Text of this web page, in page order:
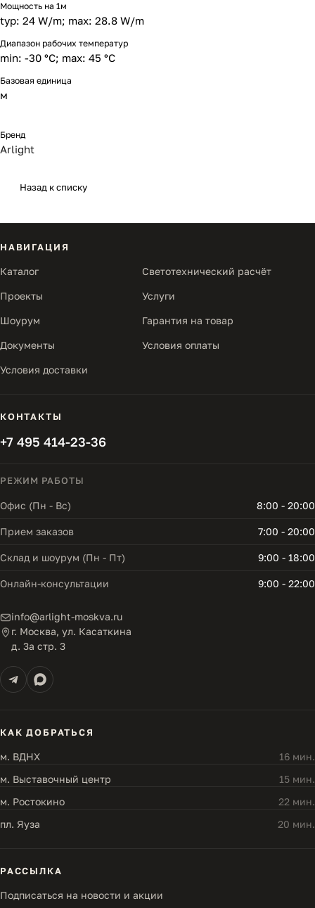
Мощность на 1м
typ: 24 W/m; max: 28.8 W/m
Диапазон рабочих температур
min: -30 °C; max: 45 °C
Базовая единица
м
Бренд
Arlight
Назад к списку
НАВИГАЦИЯ
Каталог Светотехнический расчёт
Проекты Услуги
Шоурум Гарантия на товар
Документы Условия оплаты
Условия доставки
КОНТАКТЫ
+7 495 414-23-36
РЕЖИМ РАБОТЫ
Офис (Пн - Вс) 8:00 - 20:00
Прием заказов 7:00 - 20:00
Склад и шоурум (Пн - Пт) 9:00 - 18:00
Онлайн-консультации 9:00 - 22:00
info@arlight-moskva.ru
г. Москва, ул. Касаткина
д. 3а стр. 3
КАК ДОБРАТЬСЯ
м. ВДНХ
16 мин.
м. Выставочный центр
15 мин.
м. Ростокино
22 мин.
пл. Яуза
20 мин.
РАССЫЛКА
Подписаться на новости и акции